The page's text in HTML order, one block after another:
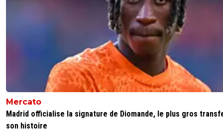
Mercato
Madrid officialise la signature de Diomande, le plus gros
son histoire